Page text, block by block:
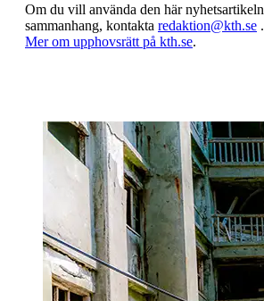
Om du vill använda den här
sammanhang, kontakta redaktion@kth.se .
​​​​​​​Mer om upphovsrätt på kth.se​​​​​​​​​​​​​​.